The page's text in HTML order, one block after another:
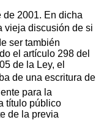
de 2001. En dicha
vieja discusión de si
ser también
el artículo 298 del
de la Ley, el
de una escritura de
para la
título público
de la previa